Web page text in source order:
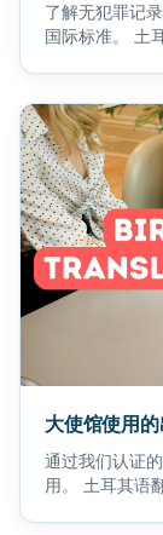
了解无犯罪记
国际标准。 土
大使馆使用
通过我们认证
用。 土耳其语